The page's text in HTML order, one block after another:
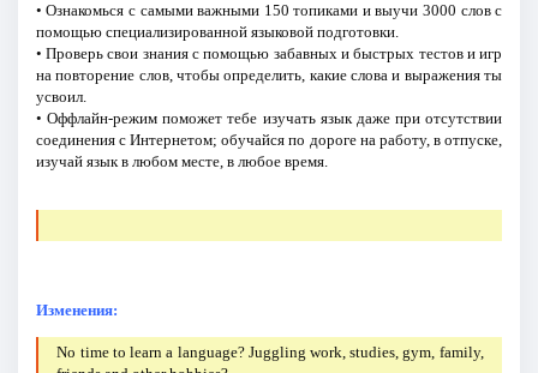
• Ознакомься с самыми важными 150 топиками и выучи 3000 слов с
помощью специализированной языковой подготовки.
• Проверь свои знания с помощью забавных и быстрых тестов и игр
на повторение слов, чтобы определить, какие слова и выражения ты
усвоил.
• Оффлайн-режим поможет тебе изучать язык даже при отсутствии
соединения с Интернетом; обучайся по дороге на работу, в отпуске,
изучай язык в любом месте, в любое время.
Изменения:
No time to learn a language? Juggling work, studies, gym, family,